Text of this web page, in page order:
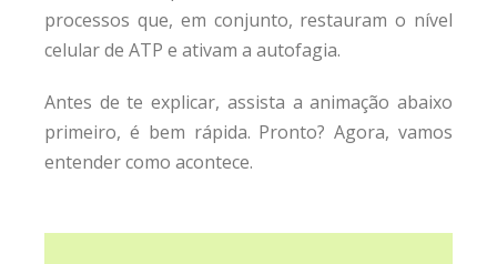
processos que, em conjunto, restauram o nível
celular de ATP e ativam a autofagia.
Antes de te explicar, assista a animação abaixo
primeiro, é bem rápida. Pronto? Agora, vamos
entender como acontece.